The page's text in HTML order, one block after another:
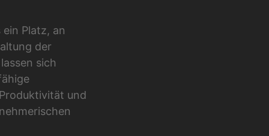
Platz, an
der
sich
und